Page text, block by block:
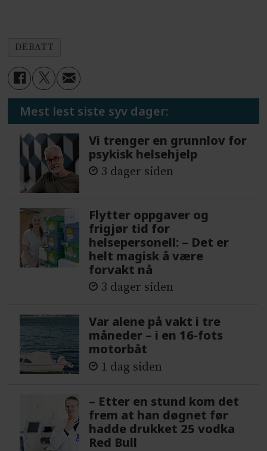
DEBATT
Mest lest siste syv dager:
Vi trenger en grunnlov for
psykisk helsehjelp
3 dager siden
Flytter oppgaver og
frigjør tid for
helsepersonell: – Det er
helt magisk å være
forvakt nå
3 dager siden
Var alene på vakt i tre
måneder – i en 16-fots
motorbåt
1 dag siden
– Etter en stund kom det
frem at han døgnet før
hadde drukket 25 vodka
Red Bull